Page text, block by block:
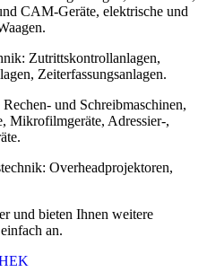
CAM-Geräte, elektrische und
Zutrittskontrollanlagen,
Zeiterfassungsanlagen.
und Schreibmaschinen,
Mikrofilmgeräte, Adressier-,
Overheadprojektoren,
und bieten Ihnen weitere
an.